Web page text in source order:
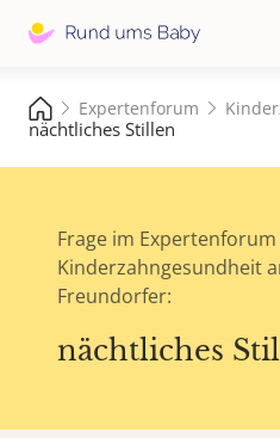
Expertenforum
nächtliches Stillen
Frage im Expertenforum
Kinderzahngesundheit
Freundorfer:
nächtliches